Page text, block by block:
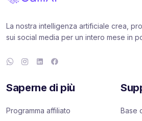
La nostra intelligenza artificiale crea,
sui social media per un intero mese in
Saperne di più
Programma affiliato
Base